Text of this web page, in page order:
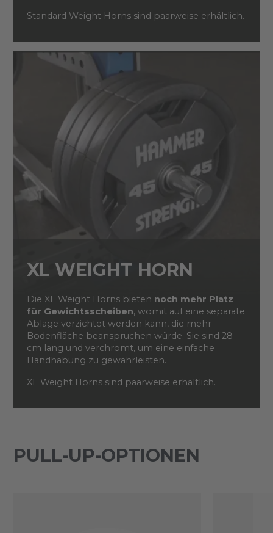
Standard Weight Horns sind paarweise erhältlich.
XL WEIGHT HORN
Die XL Weight Horns bieten noch mehr Platz
für Gewichtsscheiben, womit auf eine separate
Ablage verzichtet werden kann, die mehr
Bodenfläche beanspruchen würde. Sie sind 28
cm lang und verchromt, um eine einfache
Handhabung zu gewährleisten.
XL Weight Horns sind paarweise erhältlich.
PULL-UP-OPTIONEN